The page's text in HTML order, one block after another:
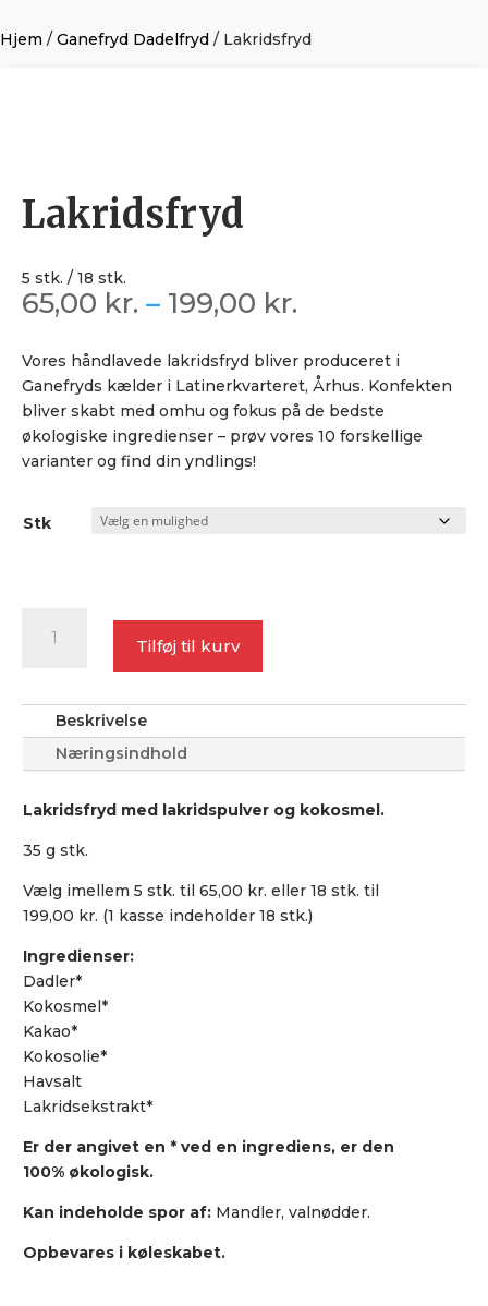
Hjem / Ganefryd Dadelfryd / Lakridsfryd
Lakridsfryd
65,00 kr. – 199,00 kr.
til
199,00 kr.
Vores håndlavede lakridsfryd bliver produceret i
Ganefryds kælder i Latinerkvarteret, Århus. Konfekten
bliver skabt med omhu og fokus på de bedste
økologiske ingredienser – prøv vores 10 forskellige
varianter og find din yndlings!
Stk
antal
Tilføj til kurv
Beskrivelse
Næringsindhold
Lakridsfryd med lakridspulver og kokosmel.
35 g stk.
Vælg imellem 5 stk. til 65,00 kr. eller 18 stk. til
199,00 kr. (1 kasse indeholder 18 stk.)
Ingredienser:
Dadler*
Kokosmel*
Kakao*
Kokosolie*
Havsalt
Lakridsekstrakt*
Er der angivet en * ved en ingrediens, er den
100% økologisk.
Kan indeholde spor af: Mandler, valnødder.
Opbevares i køleskabet.